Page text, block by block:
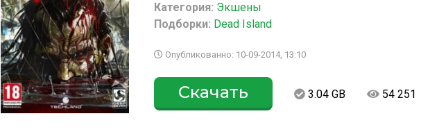
Категория: Экшены
Подборки: Dead Island
Опубликованно: 10-09-2014, 13:10
Скачать 3.04 GB 54 251